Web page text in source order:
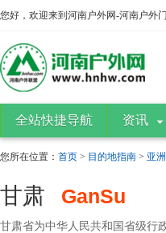
您好，欢迎来到河南户外网-河南户外
全站快捷导航 资讯
您所在位置： 首页 > 目的地指南 > 亚洲
甘肃 GanSu
甘肃省为中华人民共和国省级行